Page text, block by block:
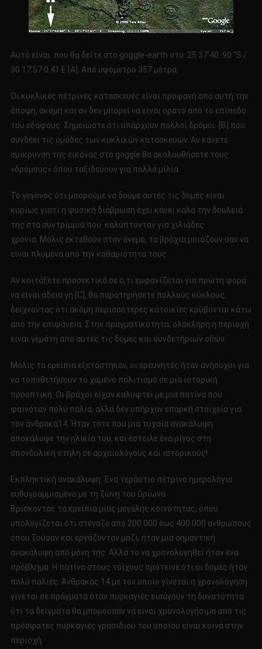
Αυτό είναι που θα δείτε στο goggle-earth στο: 25 37’40 .90 “S /
30 17’57 0.41 E [A]. Από υψόμετρο 357 μέτρα.
Οι κυκλικές πέτρινες κατασκευές είναι προφανή από αυτή την
άποψη, ακόμη και αν δεν μπορεί να είναι ορατό από το επίπεδο
του εδάφους. Σημειώστε ότι υπάρχουν πολλοί δρόμοι [Β] που
συνδέει τις ομάδες των κυκλικών κατασκευών. Αν κάνετε
σμίκρυνση της εικόνας στο goggle θα ακολουθήσετε τους
«δρόμους» όπου ταξιδεύουν για πολλά μίλια.
Το γεγονός ότι μπορούμε να δούμε αυτές τις δομές είναι
κυρίως γιατί η φυσική διάβρωση έχει κάνει καλά την δουλειά
της στα συντρίμμια που καλύπτονταν για χιλιάδες
χρόνια. Μόλις εκτεθούν στον άνεμο, τα βράχια μοιάζουν σαν να
είναι πλυμένα από την καθαριότητα τους.
Αν κοιτάξετε προσεκτικά σε ό,τι εμφανίζεται για πρώτη φορά
να είναι άδεια γη [C], θα παρατηρήσετε πολλούς κύκλους,
δείχνοντας ότι ακόμη περισσότερες κατοικίες κρύβονται κάτω
από την επιφάνεια. Στην πραγματικότητα, ολόκληρη η περιοχή
είναι γεμάτη από αυτές τις δομές και συνδετήριων οδών.
Μόλις τα ερείπια εξετάστηκαν, οι ερευνητές ήταν ανήσυχοι για
να τοποθετήσουν το χαμένο πολιτισμό σε μια ιστορική
προοπτική. Οι βράχοι είχαν καλυφτεί με μια πατίνα που
φαινόταν πολύ παλιά, αλλά δεν υπήρχαν επαρκή στοιχεία για
τον άνθρακα14. Ήταν τότε που μια τυχαία ανακάλυψη
αποκάλυψε την ηλικία του, και έστειλε ένα ρίγος στη
σπονδυλική στήλη σε αρχαιολόγους και ιστορικούς!
Εκπληκτική ανακάλυψη: Ένα τεράστιο πέτρινο ημερολόγιο
ευθυγραμμισμένο με τη ζώνη του Ωρίωνα
Βρίσκοντας τα ερείπια μιας μεγάλης κοινότητας, όπου
υπολογίζεται ότι στέγαζε από 200.000 έως 400.000 ανθρώπους
όπου ζούσαν και εργάζονταν μαζί, ήταν μια σημαντική
ανακάλυψη από μόνη της. Αλλά το να χρονολογηθεί ήταν ένα
πρόβλημα. Η πατίνα στους τοίχους πρότεινε ότι οι δομές ήταν
πολύ παλιές. Άνθρακας 14 με τον οποίο γίνεται η χρονολόγηση
γίνεται σε πράγματα όταν πυρκαγιές εισάγουν τη δυνατότητα
ότι τα δείγματα θα μπορούσαν να είναι χρονολογήσιμα από τις
πρόσφατες πυρκαγιές γρασιδιού του οποίου είναι κοινά στην
περιοχή.